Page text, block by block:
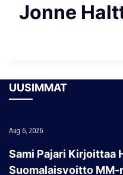
Jonne
UUSIMMAT
Aug 6, 2026
Sami Pajari Kirjoittaa
Suomalaisvoitto